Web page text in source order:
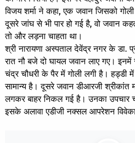
विजय शर्मा ने कहा, एक जवान जिसको
दूसरे जांघ से भी पार हो गई है, वो जवान
तो और लड़ना चाहता था।
श्री नारायणा अस्पताल देवेंद्र नगर के डा.
रात नौ बजे दो घायल जवान लाए गए।
चंद्र चौधरी के पैर में गोली लगी है। हड्डी
सामान्य है। दूसरे जवान डीआरजी श्रीकांत
लगकर बाहर निकल गई है। उनका उपचार
इसके अलावा एडीजी नक्सल आपरेशन